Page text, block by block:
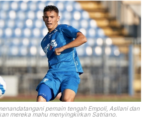
pemain tengah Empoli, Asllani dan
mereka mahu menyingkirkan Satriano.